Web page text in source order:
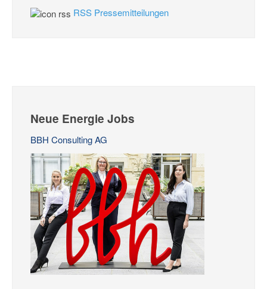
RSS Pressemitteilungen
Neue Energie Jobs
BBH Consulting AG